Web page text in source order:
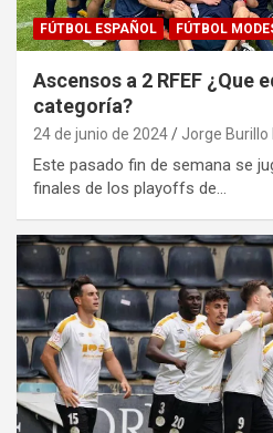
FÚTBOL ESPAÑOL FÚTBOL
Ascensos a 2 RFEF ¿Que
categoría?
24 de junio de 2024 Jorge Burillo
Este pasado fin de semana se
finales de los playoffs de…